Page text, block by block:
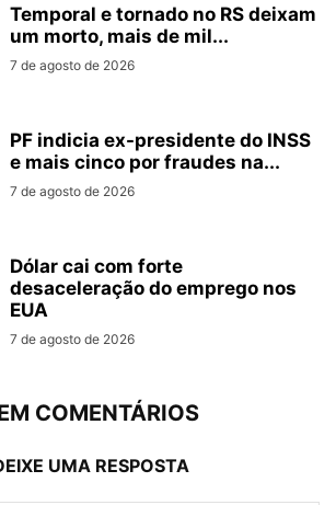
Temporal e tornado no RS deixam
um morto, mais de mil...
7 de agosto de 2026
PF indicia ex-presidente do INSS
e mais cinco por fraudes na...
7 de agosto de 2026
Dólar cai com forte
desaceleração do emprego nos
EUA
7 de agosto de 2026
COMENTÁRIOS
UMA RESPOSTA